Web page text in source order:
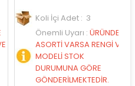
Koli İçi Adet : 3
Önemli Uyarı:ÜRÜNDE
ASORTİ VARSA RENGİ VE
MODELİ STOK
DURUMUNA GÖRE
GÖNDERİLMEKTEDİR.